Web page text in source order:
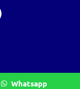
Whatsapp